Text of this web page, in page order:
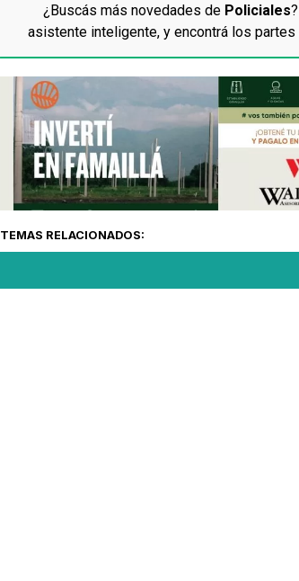
¿Buscás más novedades de Policiales
asistente inteligente, y encontrá los
TEMAS RELACIONADOS: